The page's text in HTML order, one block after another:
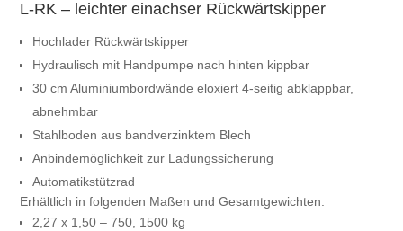
L-RK – leichter einachser Rückwärtskipper
Hochlader Rückwärtskipper
Hydraulisch mit Handpumpe nach hinten kippbar
30 cm Aluminiumbordwände eloxiert 4-seitig abklappbar,
abnehmbar
Stahlboden aus bandverzinktem Blech
Anbindemöglichkeit zur Ladungssicherung
Automatikstützrad
Erhältlich in folgenden Maßen und Gesamtgewichten:
2,27 x 1,50 – 750, 1500 kg